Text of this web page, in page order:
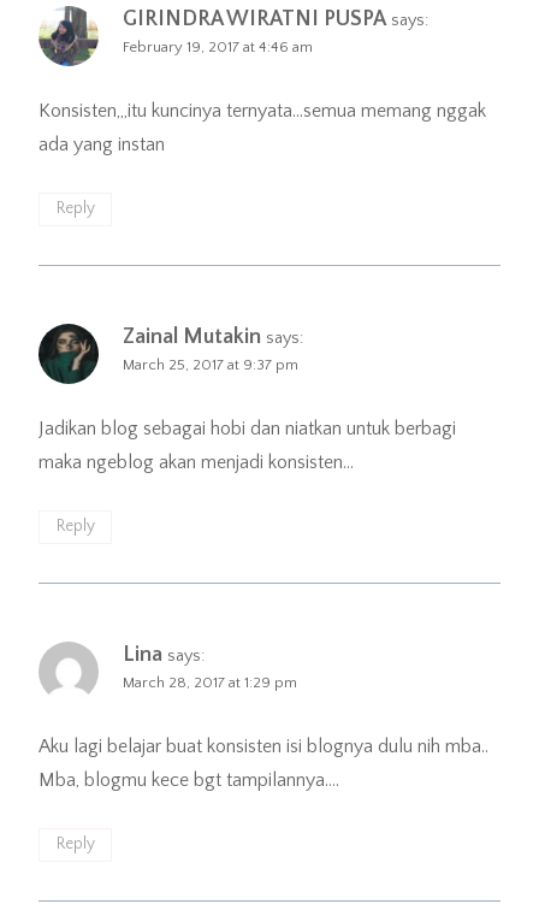
GIRINDRA WIRATNI PUSPA says:
February 19, 2017 at 4:46 am
Konsisten,,,itu kuncinya ternyata…semua memang nggak
ada yang instan
Reply
Zainal Mutakin says:
March 25, 2017 at 9:37 pm
Jadikan blog sebagai hobi dan niatkan untuk berbagi
maka ngeblog akan menjadi konsisten…
Reply
Lina says:
March 28, 2017 at 1:29 pm
Aku lagi belajar buat konsisten isi blognya dulu nih mba..
Mba, blogmu kece bgt tampilannya….
Reply